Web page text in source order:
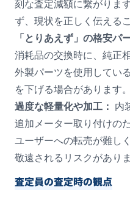
刻な査定減額に繋がりま
ず、現状を正しく伝える
「とりあえず」の格安パ
消耗品の交換時に、純正
外製パーツを使用してい
を下げる場合があります。
過度な軽量化や加工：
内
追加メーター取り付けの
ユーザーへの転売が難し
敬遠されるリスクがありま
査定員の査定時の観点